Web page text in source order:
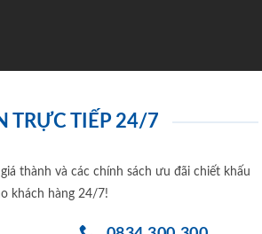
TRỰC TIẾP 24/7
thành và các chính sách ưu đãi chiết khấu
khách hàng 24/7!